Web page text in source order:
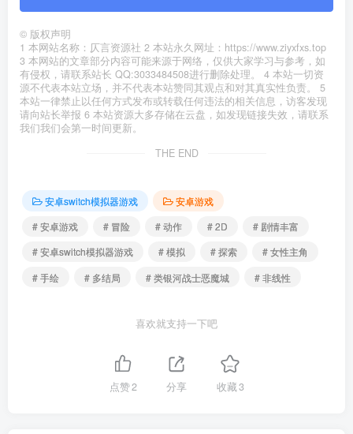
© 版权声明
1 本网站名称：仄言资源社 2 本站永久网址：https://www.ziyxfxs.top
3 本网站的文章部分内容可能来源于网络，仅供大家学习与参考，如
有侵权，请联系站长 QQ:3033484508进行删除处理。 4 本站一切资
源不代表本站立场，并不代表本站赞同其观点和对其真实性负责。 5
本站一律禁止以任何方式发布或转载任何违法的相关信息，访客发现
请向站长举报 6 本站资源大多存储在云盘，如发现链接失效，请联系
我们我们会第一时间更新。
THE END
安卓switch模拟器游戏
安卓游戏
# 安卓游戏
# 冒险 # 动作 # 2D
# 剧情丰富
# 安卓switch模拟器游戏
# 模拟 # 探索
# 女性主角
# 手绘
# 多结局 # 类银河战士恶魔城 # 非线性
喜欢就支持一下吧
点赞2 分享 收藏3